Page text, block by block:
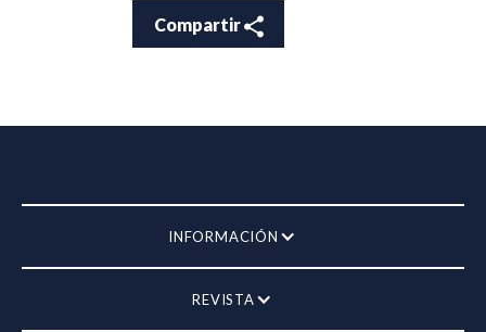
Compartir
INFORMACIÓN
REVISTA